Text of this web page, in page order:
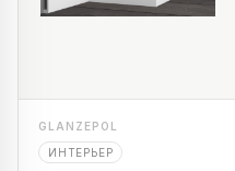
GLANZEPOL
ИНТЕРЬЕР